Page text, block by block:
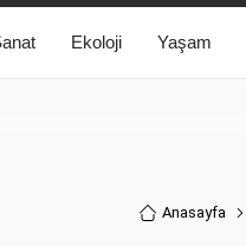
Ekoloji Yaşam
Anasayfa